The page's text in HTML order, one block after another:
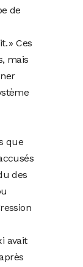
de
» Ces
mais
que
des
avait